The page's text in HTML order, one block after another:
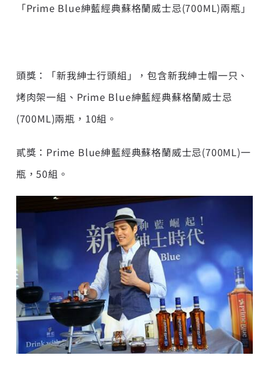
「Prime Blue紳藍經典蘇格蘭威士忌(700ML)兩瓶」
頭獎：「新我紳士行頭組」，包含新我紳士帽一只、
烤肉架一組、Prime Blue紳藍經典蘇格蘭威士忌
(700ML)兩瓶，10組。
貳獎：Prime Blue紳藍經典蘇格蘭威士忌(700ML)一
瓶，50組。